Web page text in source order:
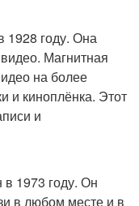
1928 году. Она
Магнитная
на более
и киноплёнка. Этот
и
1973 году. Он
в любом месте и в